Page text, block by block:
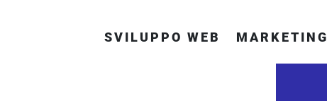
SVILUPPO WEB MARKETING